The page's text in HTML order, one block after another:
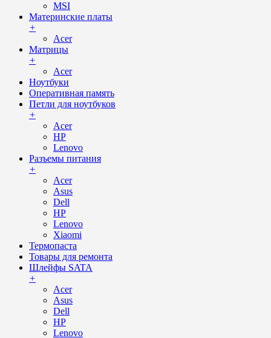
MSI
Материнские платы
+
Acer
Матрицы
+
Acer
Ноутбуки
Оперативная память
Петли для ноутбуков
+
Acer
HP
Lenovo
Разъемы питания
+
Acer
Asus
Dell
HP
Lenovo
Xiaomi
Термопаста
Товары для ремонта
Шлейфы SATA
+
Acer
Asus
Dell
HP
Lenovo